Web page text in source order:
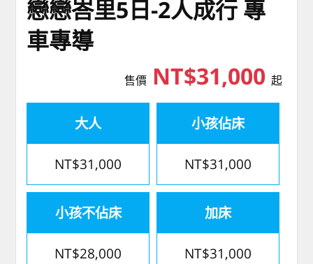
戀戀峇里5日-2人成行 專
車專導
售價NT$31,000 起
大人
NT$31,000
小孩佔床
NT$31,000
小孩不佔床
NT$28,000
加床
NT$31,000